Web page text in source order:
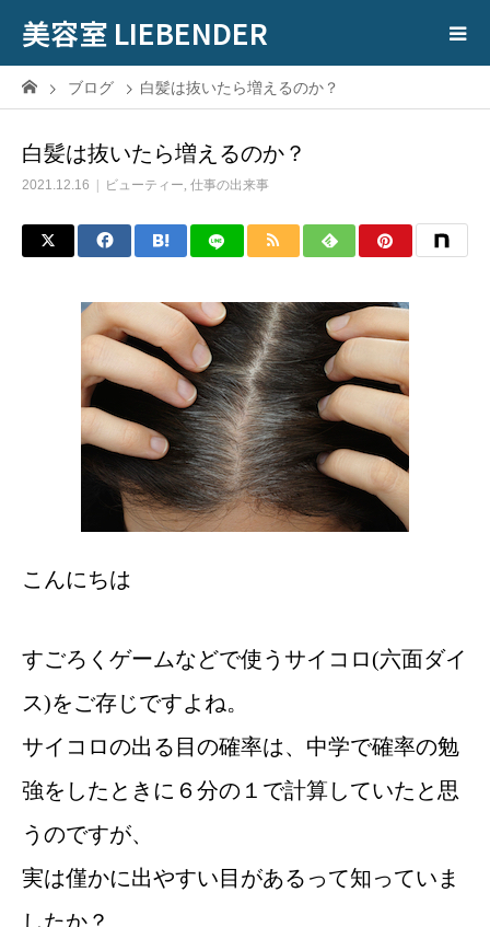
美容室 LIEBENDER
ブログ 白髪は抜いたら増えるのか？
白髪は抜いたら増えるのか？
2021.12.16 ビューティー, 仕事の出来事
こんにちは
すごろくゲームなどで使うサイコロ(六面ダイ
ス)をご存じですよね。
サイコロの出る目の確率は、中学で確率の勉
強をしたときに６分の１で計算していたと思
うのですが、
実は僅かに出やすい目があるって知っていま
したか？